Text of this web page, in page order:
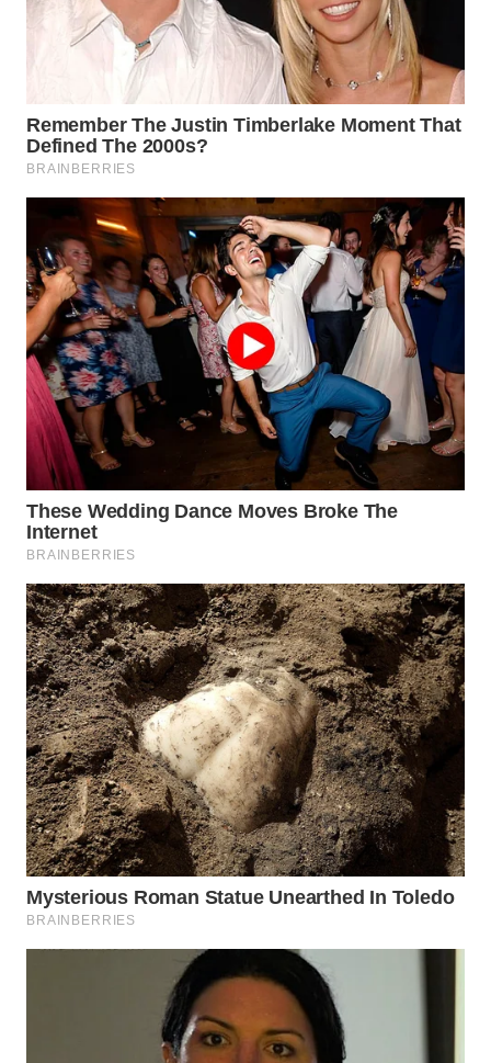
WN
PAKPAK
WN
KARAWANG
BEKASI
WN
BOGOR
WN
DEPOK
WN
TAPANULI
UTARA
WN
SAMOSIR
WN
PADANG
LAWAS
WN
SUMEDANG
WN
CIANJUR
WN
KEPULAUAN
SERIBU